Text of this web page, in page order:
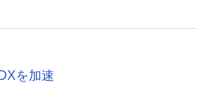
を加速